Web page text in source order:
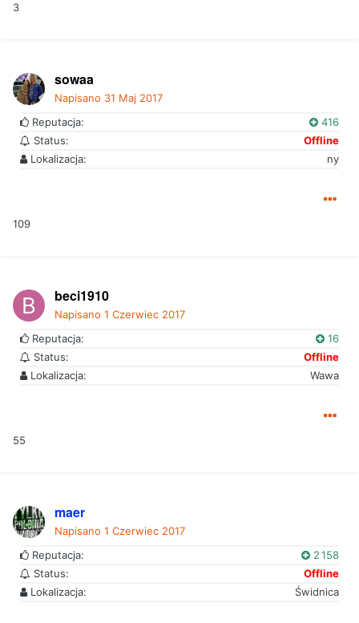
3
sowaa
Napisano 31 Maj 2017
Reputacja:
416
Status:
Offline
Lokalizacja:
ny
109
beci1910
Napisano 1 Czerwiec 2017
Reputacja:
16
Status:
Offline
Lokalizacja:
Wawa
55
maer
Napisano 1 Czerwiec 2017
Reputacja:
2 158
Status:
Offline
Lokalizacja:
Świdnica